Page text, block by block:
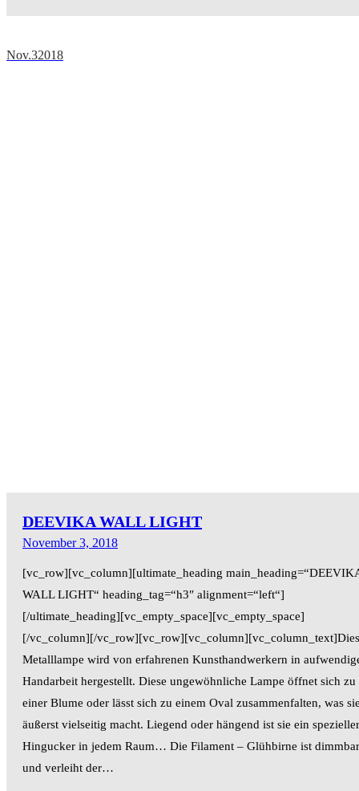
Nov.32018
DEEVIKA WALL LIGHT
November 3, 2018
[vc_row][vc_column][ultimate_heading
WALL LIGHT“ heading_tag=“h3″ alignment=“left“]
[/ultimate_heading][vc_empty_space][vc_empty_space]
[/vc_column][/
Metalllampe wird von erfahrenen Kunsthandwerkern in
Handarbeit hergestellt. Diese ungewöhnliche Lampe öffnet sich zu
einer Blume oder lässt sich zu einem Oval zusammenfalten, was
äußerst vielseitig macht. Liegend oder hängend ist sie ein spezieller
Hingucker in jedem Raum… Die Filament – Glühbirne ist
und verleiht der…